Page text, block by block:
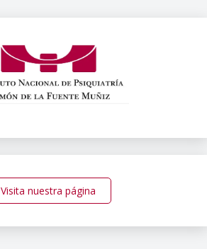
Visita nuestra página